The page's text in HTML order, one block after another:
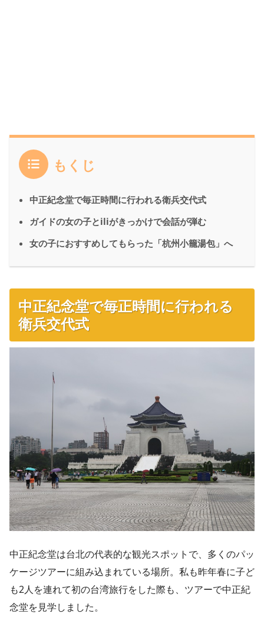
もくじ
中正紀念堂で毎正時間に行われる衛兵交代式
ガイドの女の子とiliがきっかけで会話が弾む
女の子におすすめしてもらった「杭州小籠湯包」へ
中正紀念堂で毎正時間に行われる
衛兵交代式
中正紀念堂は台北の代表的な観光スポットで、多くのパッ
ケージツアーに組み込まれている場所。私も昨年春に子ど
も2人を連れて初の台湾旅行をした際も、ツアーで中正紀
念堂を見学しました。